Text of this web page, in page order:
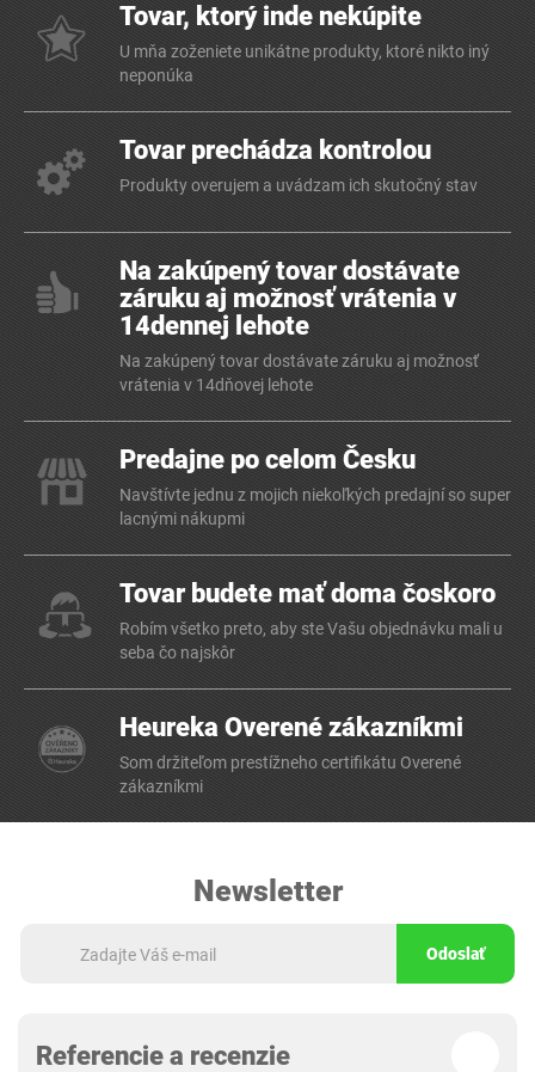
Tovar, ktorý inde nekúpite
U mňa zoženiete unikátne produkty, ktoré nikto iný
neponúka
Tovar prechádza kontrolou
Produkty overujem a uvádzam ich skutočný stav
Na zakúpený tovar dostávate
záruku aj možnosť vrátenia v
14dennej lehote
Na zakúpený tovar dostávate záruku aj možnosť
vrátenia v 14dňovej lehote
Predajne po celom Česku
Navštívte jednu z mojich niekoľkých predajní so super
lacnými nákupmi
Tovar budete mať doma čoskoro
Robím všetko preto, aby ste Vašu objednávku mali u
seba čo najskôr
Heureka Overené zákazníkmi
Som držiteľom prestížneho certifikátu Overené
zákazníkmi
Newsletter
Odoslať
Referencie a recenzie